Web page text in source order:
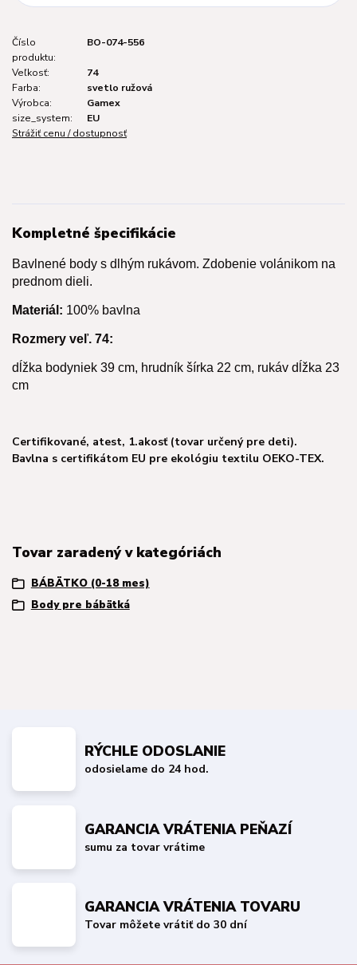
Číslo
produktu:
BO-074-556
Veľkosť:
74
Farba:
svetlo ružová
Výrobca:
Gamex
size_system:
EU
Strážiť cenu / dostupnosť
Kompletné špecifikácie
Bavlnené body s dlhým rukávom. Zdobenie volánikom na
prednom dieli.
Materiál: 100% bavlna
Rozmery veľ. 74:
dĺžka bodyniek 39 cm, hrudník šírka 22 cm, rukáv dĺžka 23
cm
Certifikované, atest, 1.akosť (tovar určený pre deti).
Bavlna s certifikátom EU pre ekológiu textilu OEKO-TEX.
Tovar zaradený v kategóriách
BÁBÄTKO (0-18 mes)
Body pre bábätká
RÝCHLE ODOSLANIE
odosielame do 24 hod.
GARANCIA VRÁTENIA PEŇAZÍ
sumu za tovar vrátime
GARANCIA VRÁTENIA TOVARU
Tovar môžete vrátiť do 30 dní